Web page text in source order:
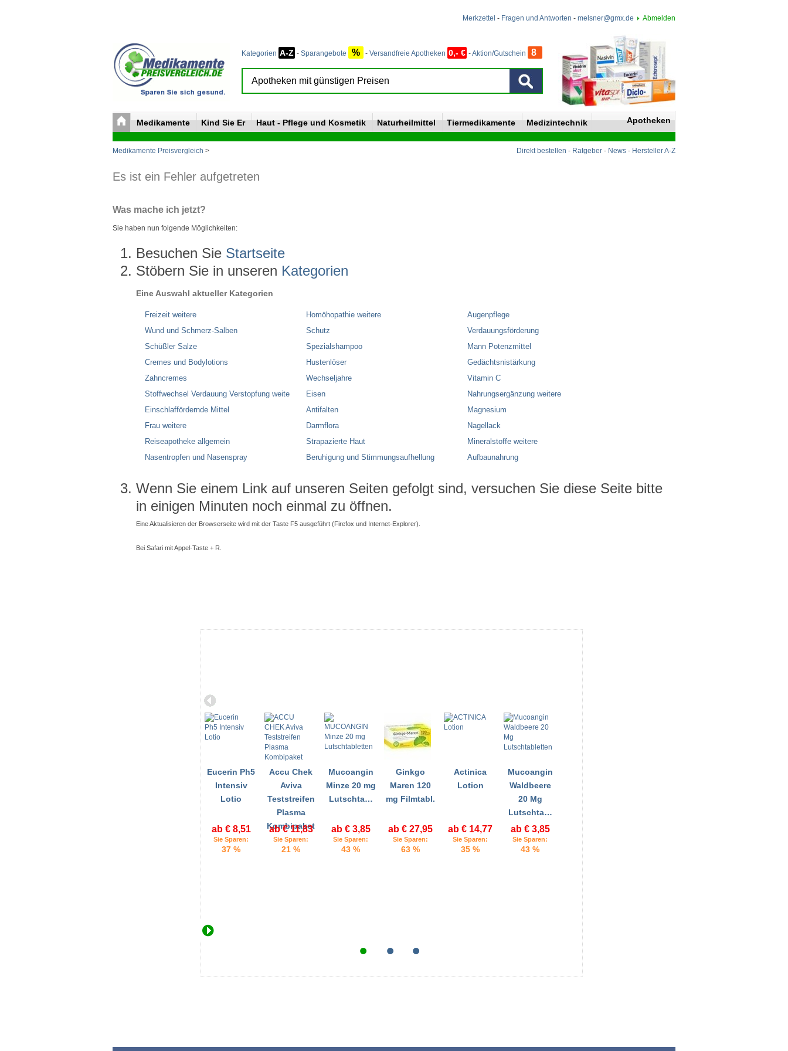
Merkzettel - Fragen und Antworten - melsner@gmx.de Abmelden
Kategorien A-Z - Sparangebote % - Versandfreie Apotheken 0,- € -Aktion/Gutschein 8
Medikamente Kind Sie Er Haut - Pflege und Kosmetik Naturheilmittel Tiermedikamente Medizintechnik Apotheken
Medikamente Preisvergleich > Direkt bestellen - Ratgeber - News - Hersteller A-Z
Es ist ein Fehler aufgetreten
Was mache ich jetzt?
Sie haben nun folgende Möglichkeiten:
Besuchen Sie Startseite
Stöbern Sie in unseren Kategorien
Eine Auswahl aktueller Kategorien
Freizeit weitere
Wund und Schmerz-Salben
Schüßler Salze
Cremes und Bodylotions
Zahncremes
Stoffwechsel Verdauung Verstopfung weite
Einschlaffördernde Mittel
Frau weitere
Reiseapotheke allgemein
Nasentropfen und Nasenspray
Homöhopathie weitere
Schutz
Spezialshampoo
Hustenlöser
Wechseljahre
Eisen
Antifalten
Darmflora
Strapazierte Haut
Beruhigung und Stimmungsaufhellung
Augenpflege
Verdauungsförderung
Mann Potenzmittel
Gedächtsnistärkung
Vitamin C
Nahrungsergänzung weitere
Magnesium
Nagellack
Mineralstoffe weitere
Aufbaunahrung
Wenn Sie einem Link auf unseren Seiten gefolgt sind, versuchen Sie diese Seite bitte
in einigen Minuten noch einmal zu öffnen.
Eine Aktualisieren der Browserseite wird mit der Taste F5 ausgeführt (Firefox und Internet-Explorer).
Bei Safari mit Appel-Taste + R.
Eucerin Ph5
Intensiv
Lotio
ab € 8,51
Sie Sparen:
37 %
Accu Chek
Aviva
Teststreifen
Plasma
Kombipaket
ab € 11,83
Sie Sparen:
21 %
Mucoangin
Minze 20 mg
Lutschta…
ab € 3,85
Sie Sparen:
43 %
Ginkgo
Maren 120
mg Filmtabl.
ab € 27,95
Sie Sparen:
63 %
Actinica
Lotion
ab € 14,77
Sie Sparen:
35 %
Mucoangin
Waldbeere
20 Mg
Lutschta…
ab € 3,85
Sie Sparen:
43 %
• • •